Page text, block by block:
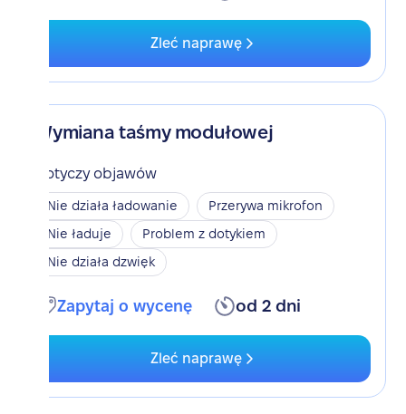
Zleć naprawę
Wymiana taśmy modułowej
Dotyczy objawów
Nie działa ładowanie
Przerywa mikrofon
Nie ładuje
Problem z dotykiem
Nie działa dzwięk
Zapytaj o wycenę od 2 dni
Zleć naprawę